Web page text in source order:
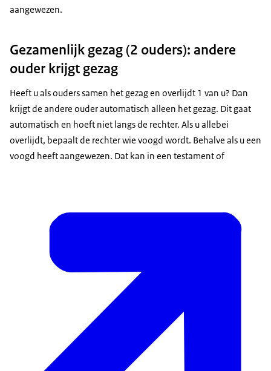
aangewezen.
Gezamenlijk gezag (2 ouders): andere
ouder krijgt gezag
Heeft u als ouders samen het gezag en overlijdt 1 van u? Dan
krijgt de andere ouder automatisch alleen het gezag. Dit gaat
automatisch en hoeft niet langs de rechter. Als u allebei
overlijdt, bepaalt de rechter wie voogd wordt. Behalve als u een
voogd heeft aangewezen. Dat kan in een testament of